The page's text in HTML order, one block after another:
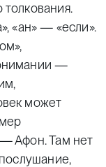
«ан» — «если».
—
может
Афон. Там нет